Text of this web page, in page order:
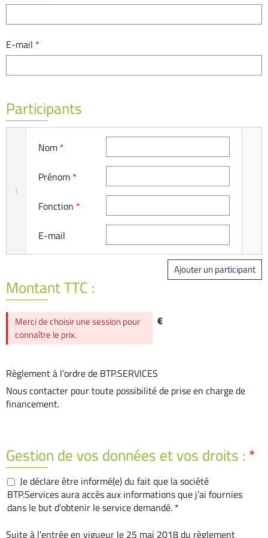
E-mail *
Participants
1
Nom *
Prénom *
Fonction *
E-mail
Ajouter un participant
Montant TTC :
€
Merci de choisir une session pour
connaître le prix.
Règlement à l’ordre de BTP.SERVICES
Nous contacter pour toute possibilité de prise en charge de
financement.
Gestion de vos données et vos droits : *
Je déclare être informé(e) du fait que la société
BTP.Services aura accès aux informations que j’ai fournies
dans le but d’obtenir le service demandé. *
Suite à l’entrée en vigueur le 25 mai 2018 du règlement